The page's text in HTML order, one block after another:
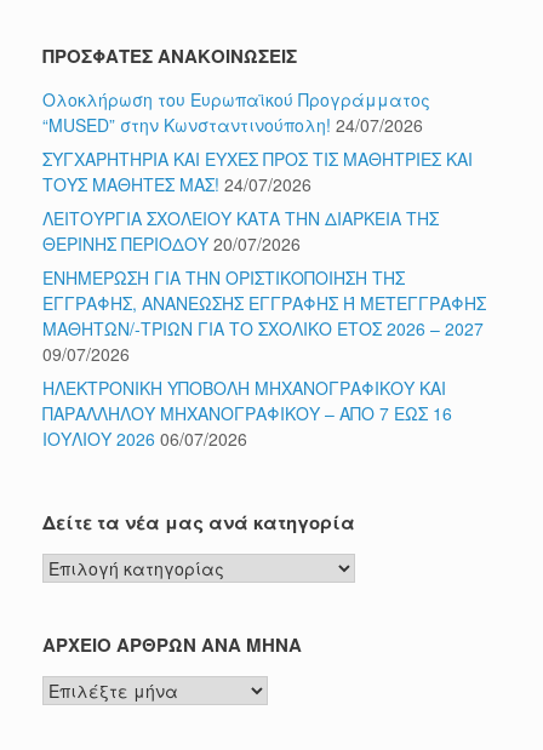
ΠΡΟΣΦΑΤΕΣ ΑΝΑΚΟΙΝΩΣΕΙΣ
Ολοκλήρωση του Ευρωπαϊκού Προγράμματος
“MUSED” στην Κωνσταντινούπολη! 24/07/2026
ΣΥΓΧΑΡΗΤΗΡΙΑ ΚΑΙ ΕΥΧΕΣ ΠΡΟΣ ΤΙΣ ΜΑΘΗΤΡΙΕΣ ΚΑΙ
ΤΟΥΣ ΜΑΘΗΤΕΣ ΜΑΣ! 24/07/2026
ΛΕΙΤΟΥΡΓΙΑ ΣΧΟΛΕΙΟΥ ΚΑΤΑ ΤΗΝ ΔΙΑΡΚΕΙΑ ΤΗΣ
ΘΕΡΙΝΗΣ ΠΕΡΙΟΔΟΥ 20/07/2026
ΕΝΗΜΕΡΩΣΗ ΓΙΑ ΤΗΝ ΟΡΙΣΤΙΚΟΠΟΙΗΣΗ ΤΗΣ
ΕΓΓΡΑΦΗΣ, ΑΝΑΝΕΩΣΗΣ ΕΓΓΡΑΦΗΣ Ή ΜΕΤΕΓΓΡΑΦΗΣ
ΜΑΘΗΤΩΝ/-ΤΡΙΩΝ ΓΙΑ ΤΟ ΣΧΟΛΙΚΟ ΕΤΟΣ 2026 – 2027
09/07/2026
ΗΛΕΚΤΡΟΝΙΚΗ ΥΠΟΒΟΛΗ ΜΗΧΑΝΟΓΡΑΦΙΚΟΥ ΚΑΙ
ΠΑΡΑΛΛΗΛΟΥ ΜΗΧΑΝΟΓΡΑΦΙΚΟΥ – ΑΠΟ 7 ΕΩΣ 16
ΙΟΥΛΙΟΥ 2026 06/07/2026
Δείτε τα νέα μας ανά κατηγορία
Δείτε
τα
μας
κατηγορία
ΑΡΧΕΙΟ ΑΡΘΡΩΝ ΑΝΑ ΜΗΝΑ
ΑΡΧΕΙΟ
ΑΡΘΡΩΝ